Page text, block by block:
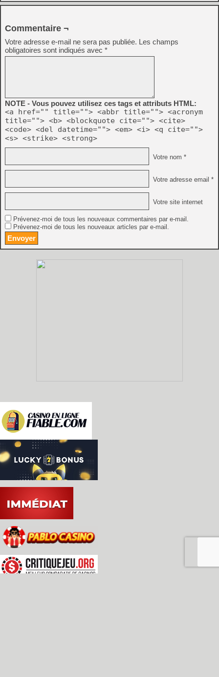
Commentaire ¬
Votre adresse e-mail ne sera pas publiée. Les champs
obligatoires sont indiqués avec *
NOTE - Vous pouvez utilisez ces tags et attributs HTML:
<a href="" title=""> <abbr title=""> <acronym
title=""> <b> <blockquote cite=""> <cite>
<code> <del datetime=""> <em> <i> <q cite="">
<s> <strike> <strong>
Votre nom *
Votre adresse email *
Votre site internet
Prévenez-moi de tous les nouveaux commentaires par e-mail.
Prévenez-moi de tous les nouveaux articles par e-mail.